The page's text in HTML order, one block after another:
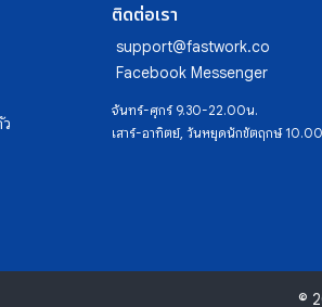
ติดต่อเรา
support@fastwork.co
Facebook Messenger
จันทร์-ศุกร์ 9.30-22.00น.
เสาร์-อาทิตย์, วันหยุดนักขัตฤกษ์
©